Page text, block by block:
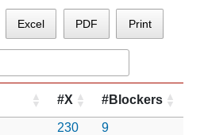
Excel PDF Print
#X #Blockers
230
9